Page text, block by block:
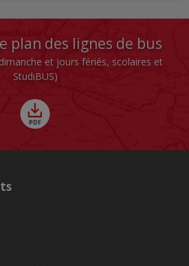
plan des lignes de bus
et jours fériés, scolaires et
StudiBUS)